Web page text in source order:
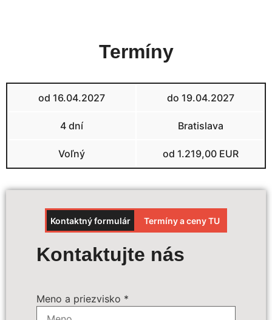
Termíny
od 16.04.2027 do 19.04.2027
4 dní Bratislava
Voľný od 1.219,00 EUR
Kontaktný formulár Termíny a ceny TU
Kontaktujte nás
Meno a priezvisko *
Výpočet ceny